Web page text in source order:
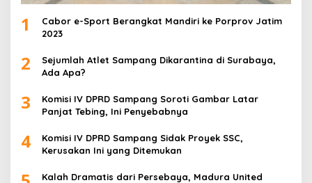
1
Cabor e-Sport Berangkat Mandiri ke Porprov Jatim
2023
2
Sejumlah Atlet Sampang Dikarantina di Surabaya,
Ada Apa?
3
Komisi IV DPRD Sampang Soroti Gambar Latar
Panjat Tebing, Ini Penyebabnya
4
Komisi IV DPRD Sampang Sidak Proyek SSC,
Kerusakan Ini yang Ditemukan
Kalah Dramatis dari Persebaya, Madura United